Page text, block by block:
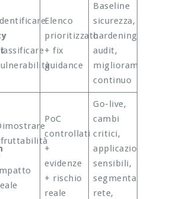
Elenco
prioritizzato
+ fix
guidance
Baseline
sicurezza,
hardening,
audit,
miglioramento
continuo
PoC
controllati
+
evidenze
+ rischio
reale
Go-live,
cambi
critici,
applicazioni
sensibili,
segmentazione
rete,